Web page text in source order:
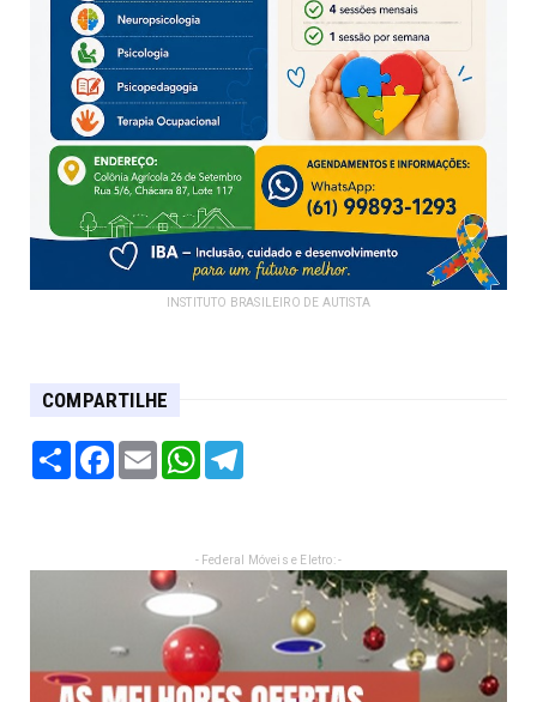
INSTITUTO BRASILEIRO DE AUTISTA
COMPARTILHE
Share Facebook
Email WhatsApp
- Federal Móveis e Eletro: -